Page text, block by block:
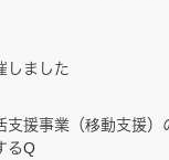
しました
支援事業（移動支援）
るQ